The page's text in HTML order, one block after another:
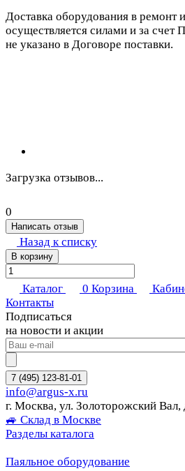
Доставка оборудования в ремонт
осуществляется силами и за счет
не указано в Договоре поставки.
Загрузка отзывов...
0
Написать отзыв
Назад к списку
В корзину
Каталог 0 Корзина
Контакты
Подписаться
на новости и акции
7 (495) 123-81-01
info@argus-x.ru
г. Москва, ул. Золоторожский Вал,
🚙 Склад в Москве
Разделы каталога
Паяльное оборудование